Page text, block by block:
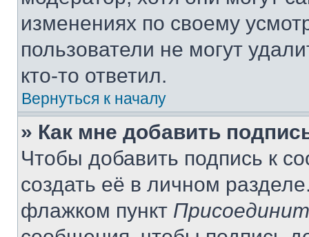
изменениях по своему
пользователи не могут
кто-то ответил.
Вернуться к началу
» Как мне добавить
Чтобы добавить подпись к
создать её в личном
флажком пункт